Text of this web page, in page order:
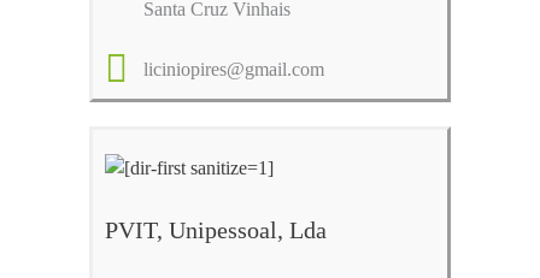
Santa Cruz Vinhais
liciniopires@gmail.com
PVIT, Unipessoal, Lda